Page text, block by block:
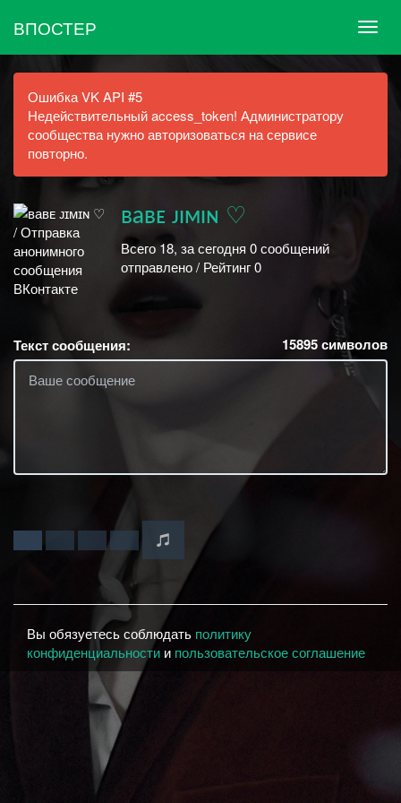
ВПОСТЕР
Ошибка VK API #5
Недействительный access_token! Администратору
сообщества нужно авторизоваться на сервисе
повторно.
ʙаʙᴇ ᴊɪᴍɪɴ ♡
Всего 18, за сегодня 0 сообщений
отправлено / Рейтинг 0
Текст сообщения: 15895символов
Вы обязуетесь соблюдать политику
конфиденциальности и пользовательское соглашение